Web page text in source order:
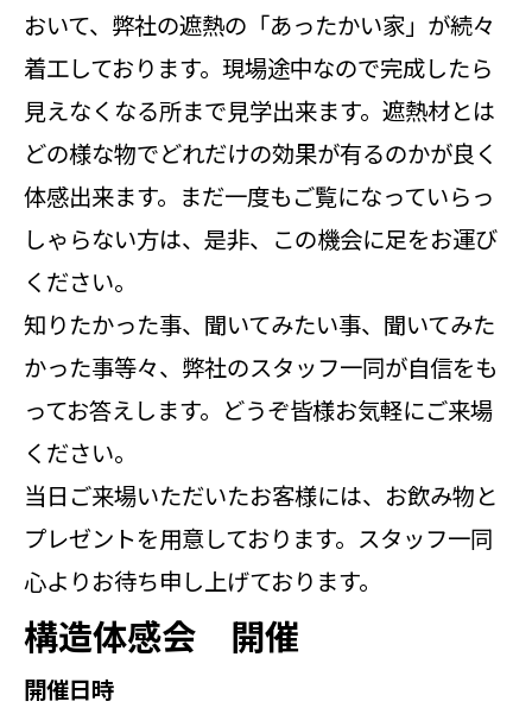
おいて、弊社の遮熱の「あったかい家」が続々
着工しております。現場途中なので完成したら
見えなくなる所まで見学出来ます。遮熱材とは
どの様な物でどれだけの効果が有るのかが良く
体感出来ます。まだ一度もご覧になっていらっ
しゃらない方は、是非、この機会に足をお運び
ください。
知りたかった事、聞いてみたい事、聞いてみた
かった事等々、弊社のスタッフ一同が自信をも
ってお答えします。どうぞ皆様お気軽にご来場
ください。
当日ご来場いただいたお客様には、お飲み物と
プレゼントを用意しております。スタッフ一同
心よりお待ち申し上げております。
構造体感会 開催
開催日時